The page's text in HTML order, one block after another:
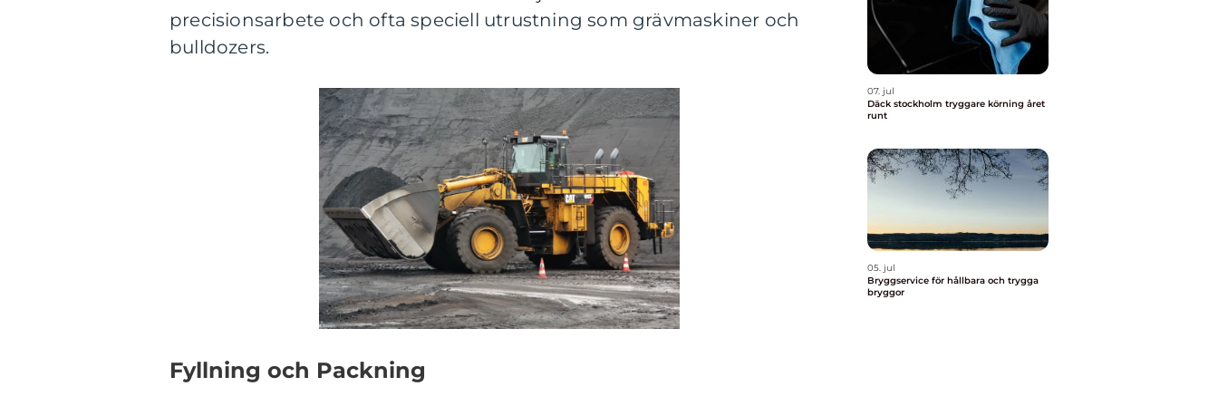
precisionsarbete och ofta speciell utrustning som grävmaskiner och
bulldozers.
Fyllning och Packning
07. jul
Däck stockholm tryggare körning året
runt
05. jul
Bryggservice för hållbara och trygga
bryggor